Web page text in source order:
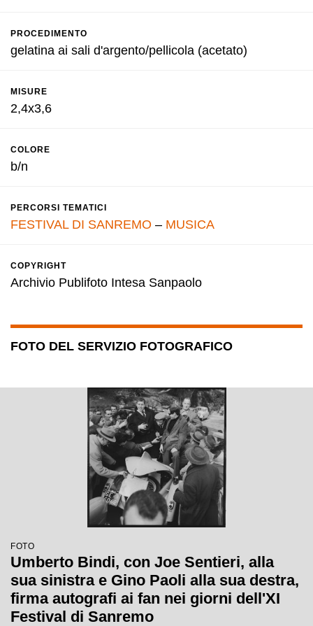
PROCEDIMENTO
gelatina ai sali d'argento/pellicola (acetato)
MISURE
2,4x3,6
COLORE
b/n
PERCORSI TEMATICI
FESTIVAL DI SANREMO – MUSICA
COPYRIGHT
Archivio Publifoto Intesa Sanpaolo
FOTO DEL SERVIZIO FOTOGRAFICO
FOTO
Umberto Bindi, con Joe Sentieri, alla
sua sinistra e Gino Paoli alla sua destra,
firma autografi ai fan nei giorni dell'XI
Festival di Sanremo